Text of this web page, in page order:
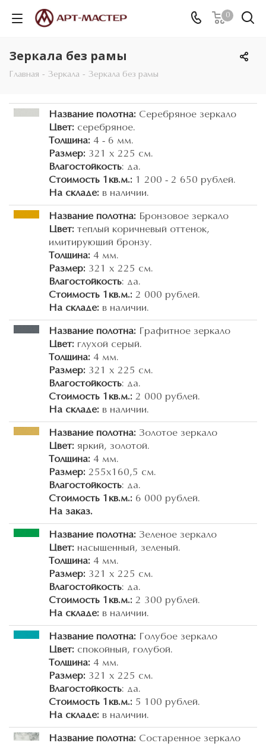
0
Зеркала без рамы
Главная - Зеркала - Зеркала без рамы
Название полотна: Серебряное зеркало
Цвет: серебряное.
Толщина: 4 - 6 мм.
Размер: 321 х 225 см.
Влагостойкость: да.
Стоимость 1кв.м.: 1 200 - 2 650 рублей.
На складе: в наличии.
Название полотна: Бронзовое зеркало
Цвет: теплый коричневый оттенок,
имитирующий бронзу.
Толщина: 4 мм.
Размер: 321 х 225 см.
Влагостойкость: да.
Стоимость 1кв.м.: 2 000 рублей.
На складе: в наличии.
Название полотна: Графитное зеркало
Цвет: глухой серый.
Толщина: 4 мм.
Размер: 321 х 225 см.
Влагостойкость: да.
Стоимость 1кв.м.: 2 000 рублей.
На складе: в наличии.
Название полотна: Золотое зеркало
Цвет: яркий, золотой.
Толщина: 4 мм.
Размер: 255х160,5 см.
Влагостойкость: да.
Стоимость 1кв.м.: 6 000 рублей.
На заказ.
Название полотна: Зеленое зеркало
Цвет: насыщенный, зеленый.
Толщина: 4 мм.
Размер: 321 х 225 см.
Влагостойкость: да.
Стоимость 1кв.м.: 2 300 рублей.
На складе: в наличии.
Название полотна: Голубое зеркало
Цвет: спокойный, голубой.
Толщина: 4 мм.
Размер: 321 х 225 см.
Влагостойкость: да.
Стоимость 1кв.м.: 5 100 рублей.
На складе: в наличии.
Название полотна: Состаренное зеркало